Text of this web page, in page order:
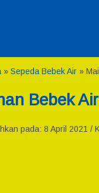
» Sepeda Bebek Air »
Bebek
pada: 8 April 2021 /